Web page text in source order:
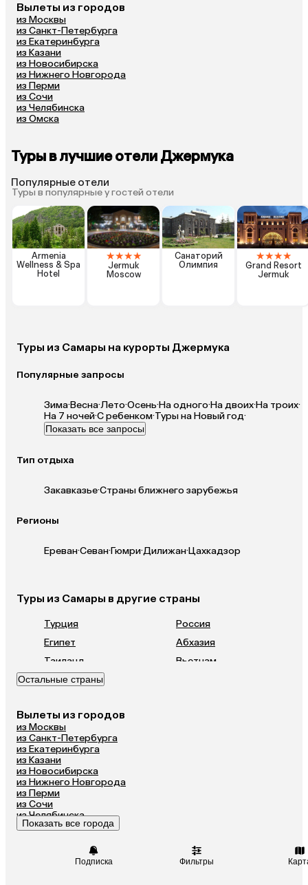
Подписка Фильтры
Вылеты из городов
из Москвы
из Санкт-Петербурга
из Екатеринбурга
из Казани
из Новосибирска
из Нижнего Новгорода
из Перми
из Сочи
из Челябинска
из Омска
Туры в лучшие отели Джермука
Популярные отели
Туры в популярные у гостей отели
Armenia
Wellness & Spa
Hotel
★★★★
Jermuk
Moscow
Санаторий
Олимпия
★★★★
Grand Resort
Jermuk
Туры из Самары на курорты Джермука
Популярные запросы
Зима·Весна·Лето·Осень·На одного·На двоих·На троих·
На 7 ночей·С ребенком·Туры на Новый год·
Показать все запросы
Тип отдыха
Закавказье·Страны ближнего зарубежья
Регионы
Ереван·Севан·Гюмри·Дилижан·Цахкадзор
Туры из Самары в другие страны
Турция
Россия
Египет
Абхазия
Таиланд
Вьетнам
ОАЭ
Саудовская Аравия
Остальные страны
Вылеты из городов
из Москвы
из Санкт-Петербурга
из Екатеринбурга
из Казани
из Новосибирска
из Нижнего Новгорода
из Перми
из Сочи
из Челябинска
из Омска
Показать все города